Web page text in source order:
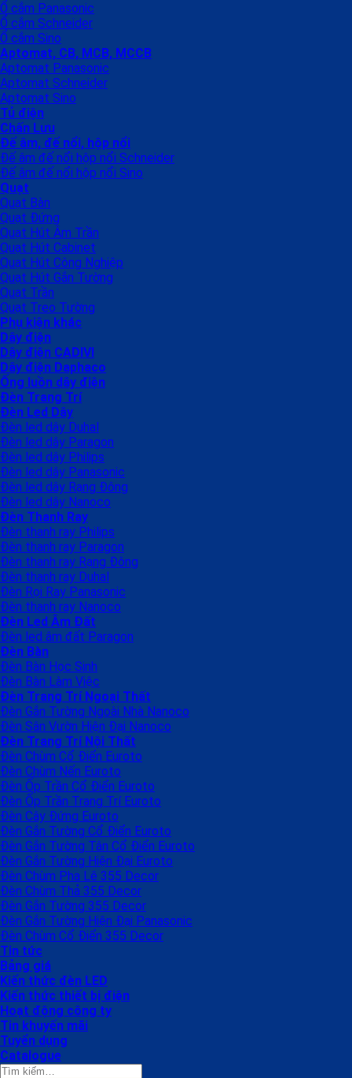
Ổ cắm Panasonic
Ổ cắm Schneider
Ổ cắm Sino
Aptomat, CB, MCB, MCCB
Aptomat Panasonic
Aptomat Schneider
Aptomat Sino
Tủ điện
Chấn Lưu
Đế âm, đế nổi, hộp nổi
Đế âm đế nổi hộp nổi Schneider
Đế âm đế nổi hộp nổi Sino
Quạt
Quạt Bàn
Quạt Đứng
Quạt Hút Âm Trần
Quạt Hút Cabinet
Quạt Hút Công Nghiệp
Quạt Hút Gắn Tường
Quạt Trần
Quạt Treo Tường
Phụ kiện khác
Dây điện
Dây điện CADIVI
Dây điện Daphaco
Ống luồn dây điện
Đèn Trang Trí
Đèn Led Dây
Đèn led dây Duhal
Đèn led dây Paragon
Đèn led dây Philips
Đèn led dây Panasonic
Đèn led dây Rạng Đông
Đèn led dây Nanoco
Đèn Thanh Ray
Đèn thanh ray Philips
Đèn thanh ray Paragon
Đèn thanh ray Rạng Đông
Đèn thanh ray Duhal
Đèn Rọi Ray Panasonic
Đèn thanh ray Nanoco
Đèn Led Âm Đất
Đèn led âm đất Paragon
Đèn Bàn
Đèn Bàn Học Sinh
Đèn Bàn Làm Việc
Đèn Trang Trí Ngoại Thất
Đèn Gắn Tường Ngoài Nhà Nanoco
Đèn Sân Vườn Hiện Đại Nanoco
Đèn Trang Trí Nội Thất
Đèn Chùm Cổ Điển Euroto
Đèn Chùm Nến Euroto
Đèn Ốp Trần Cổ Điển Euroto
Đèn Ốp Trần Trang Trí Euroto
Đèn Cây Đứng Euroto
Đèn Gắn Tường Cổ Điển Euroto
Đèn Gắn Tường Tân Cổ Điển Euroto
Đèn Gắn Tường Hiện Đại Euroto
Đèn Chùm Pha Lê 355 Decor
Đèn Chùm Thả 355 Decor
Đèn Gắn Tường 355 Decor
Đèn Gắn Tường Hiện Đại Panasonic
Đèn Chùm Cổ Điển 355 Decor
Tin tức
Bảng giá
Kiến thức đèn LED
Kiến thức thiết bị điện
Hoạt động công ty
Tin khuyến mãi
Tuyển dụng
Catalogue
Tìm